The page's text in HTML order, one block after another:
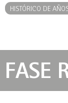
HISTÓRICO DE
FASE